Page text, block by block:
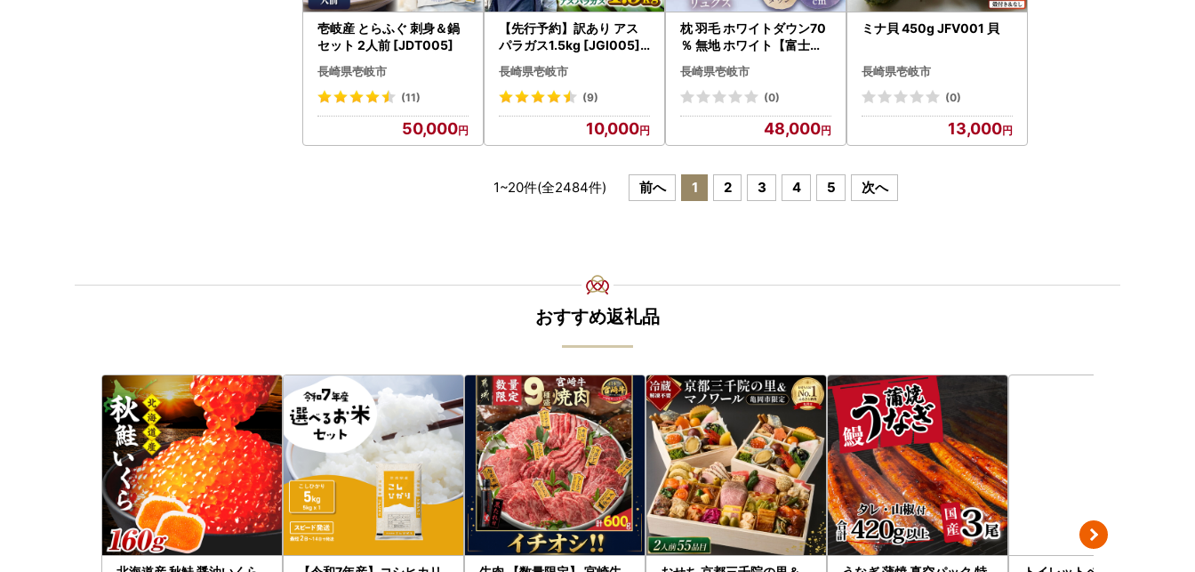
壱岐産 とらふぐ 刺身＆鍋
セット 2人前 [JDT005]
長崎県壱岐市
(11)
50,000
【先行予約】訳あり アス
パラガス1.5kg [JGI005]
アスパラ 野菜
長崎県壱岐市
(9)
10,000
枕 羽毛 ホワイトダウン70
％ 無地 ホワイト【富士新
幸九州】 JDH065
長崎県壱岐市
(0)
48,000
ミナ貝 450g JFV001 貝
長崎県壱岐市
(0)
13,000
1~20件(全2484件) 前へ 1 2 3 4 5 次へ
おすすめ返礼品